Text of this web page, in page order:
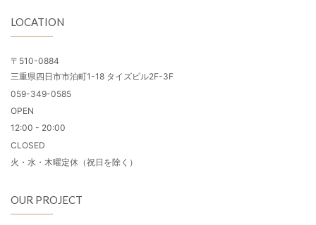
LOCATION
〒510-0884
三重県四日市市泊町1-18 タイズビル2F-3F
059-349-0585
OPEN
12:00 - 20:00
CLOSED
火・水・木曜定休（祝日を除く）
OUR PROJECT